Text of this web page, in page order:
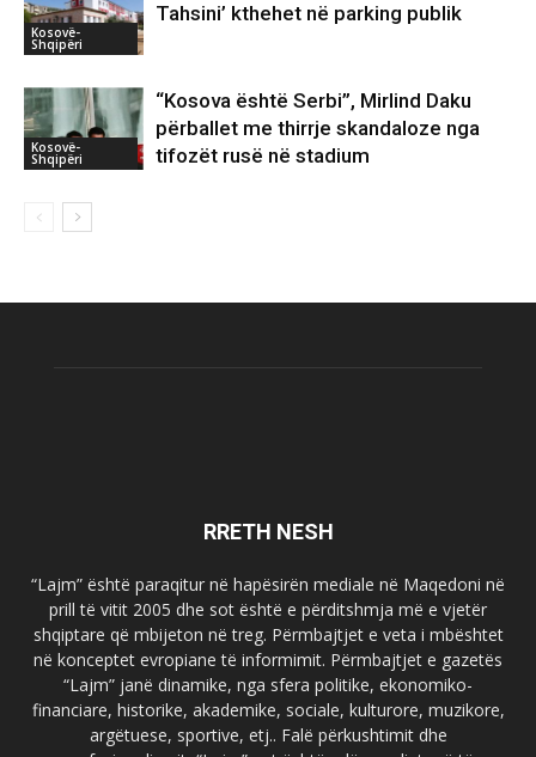
Kosovë-
Shqipëri
Tahsini’ kthehet në parking publik
Kosovë-
Shqipëri
“Kosova është Serbi”, Mirlind Daku
përballet me thirrje skandaloze nga
tifozët rusë në stadium
RRETH NESH
“Lajm” është paraqitur në hapësirën mediale në Maqedoni në
prill të vitit 2005 dhe sot është e përditshmja më e vjetër
shqiptare që mbijeton në treg. Përmbajtjet e veta i mbështet
në konceptet evropiane të informimit. Përmbajtjet e gazetës
“Lajm” janë dinamike, nga sfera politike, ekonomiko-
financiare, historike, akademike, sociale, kulturore, muzikore,
argëtuese, sportive, etj.. Falë përkushtimit dhe